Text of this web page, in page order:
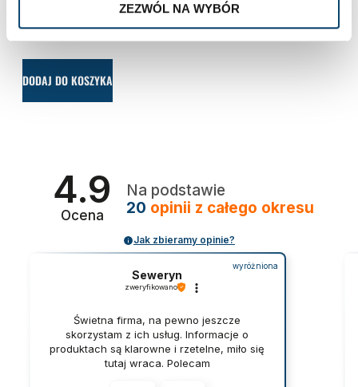
ZEZWÓL NA WYBÓR
Czysty monohydrat kreatyny 500 g
88,99zł
DODAJ DO KOSZYKA
4.9
Ocena
Na podstawie
20 opinii z całego okresu
Jak zbieramy opinie?
wyróżniona
Seweryn
zweryfikowano
Świetna firma, na pewno jeszcze
skorzystam z ich usług. Informacje o
produktach są klarowne i rzetelne, miło się
tutaj wraca. Polecam